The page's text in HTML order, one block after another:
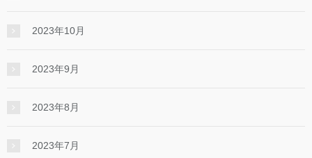
2023年10月
2023年9月
2023年8月
2023年7月